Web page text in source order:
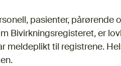
pasienter, pårørende
Bivirkningsregisteret, er
meldeplikt til registrene.